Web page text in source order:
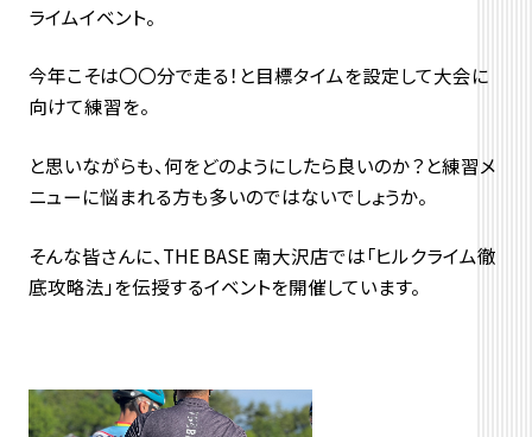
ライムイベント。
今年こそは〇〇分で走る！と目標タイムを設定して大会に
向けて練習を。
と思いながらも、何をどのようにしたら良いのか？と練習メ
ニューに悩まれる方も多いのではないでしょうか。
そんな皆さんに、THE BASE 南大沢店では「ヒルクライム徹
底攻略法」を伝授するイベントを開催しています。